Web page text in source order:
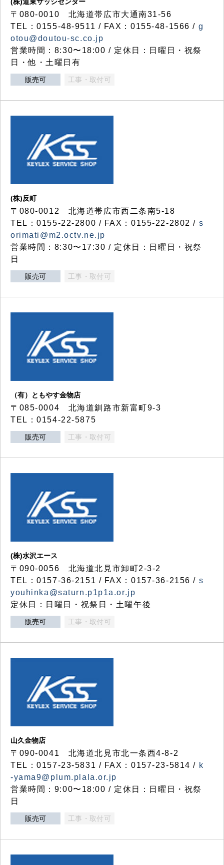
〒080-0010 北海道帯広市大通南31-56
TEL：0155-48-9511 / FAX：0155-48-1566 / g
otou@doutou-sc.co.jp
営業時間：8:30〜18:00 / 定休日：日曜日・祝祭
日・他・土曜日有
販売可 工事・取付可
(株)反町
〒080-0012 北海道帯広市西二条南5-18
TEL：0155-22-2800 / FAX：0155-22-2802 / s
orimati@m2.octv.ne.jp
営業時間：8:30〜17:30 / 定休日：日曜日・祝祭
日
販売可 工事・取付可
（有）ともやす金物店
〒085-0004 北海道釧路市新富町9-3
TEL：0154-22-5875
販売可 工事・取付可
(株)水沢エース
〒090-0056 北海道北見市卸町2-3-2
TEL：0157-36-2151 / FAX：0157-36-2156 / s
youhinka@saturn.p1p1a.or.jp
定休日：日曜日・祝祭日・土曜午後
販売可 工事・取付可
山久金物店
〒090-0041 北海道北見市北一条西4-8-2
TEL：0157-23-5831 / FAX：0157-23-5814 / k
-yama9@plum.plala.or.jp
営業時間：9:00〜18:00 / 定休日：日曜日・祝祭
日
販売可 工事・取付可